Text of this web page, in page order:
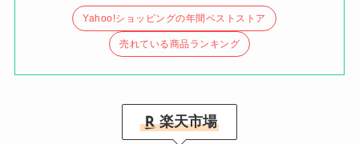
Yahoo!ショッピングの年間ベストストア
売れている商品ランキング
楽天市場